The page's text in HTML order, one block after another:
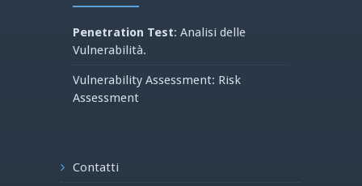
Penetration Test: Analisi delle
Vulnerabilità.
Vulnerability Assessment: Risk
Assessment
Contatti